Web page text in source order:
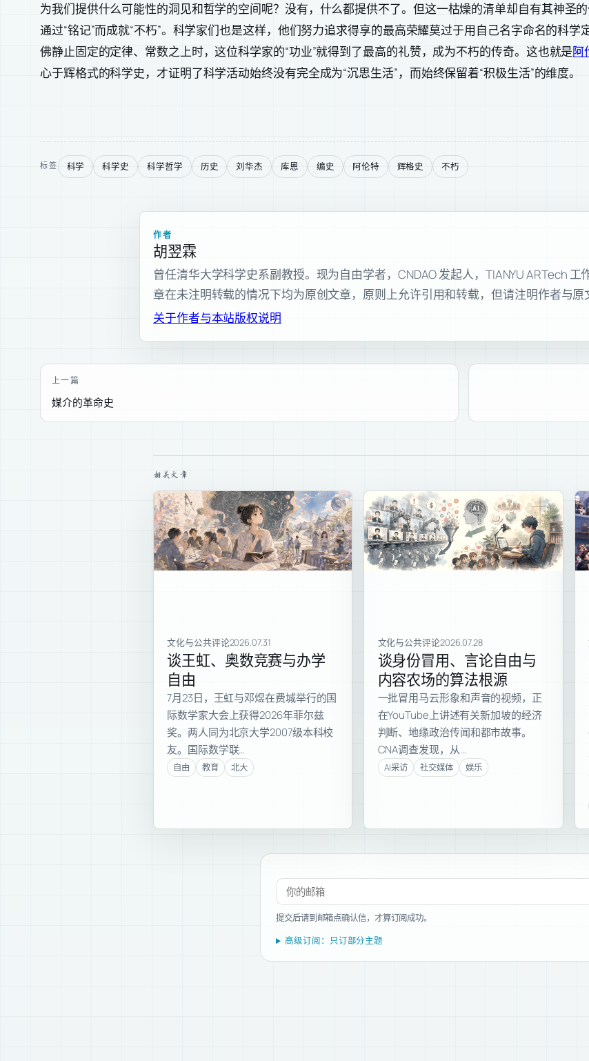
为我们提供什么可能性的洞见和哲学的空间呢？没有，什么都提供不了。但这一枯燥的清单却自有其神圣
通过“铭记”而成就“不朽”。科学家们也是这样，他们努力追求得享的最高荣耀莫过于用自己名字命名的科
佛静止固定的定律、常数之上时，这位科学家的“功业”就得到了最高的礼赞，成为不朽的传奇。这也就是阿
心于辉格式的科学史，才证明了科学活动始终没有完全成为“沉思生活”，而始终保留着“积极生活”的维度。
标签 科学 科学史 科学哲学 历史 刘华杰 库恩 编史 阿伦特 辉格史 不朽
作者
胡翌霖
曾任清华大学科学史系副教授。现为自由学者，CNDAO 发起人，TIANYU ARTech 工
章在未注明转载的情况下均为原创文章，原则上允许引用和转载，但请注明作者与原
关于作者与本站版权说明
上一篇
媒介的革命史
相关文章
文化与公共评论2026.07.31
谈王虹、奥数竞赛与办学
自由
7月23日，王虹与邓煜在费城举行的国
际数学家大会上获得2026年菲尔兹
奖。两人同为北京大学2007级本科校
友。国际数学联…
自由 教育 北大
文化与公共评论2026.07.28
谈身份冒用、言论自由与
内容农场的算法根源
一批冒用马云形象和声音的视频，正
在YouTube上讲述有关新加坡的经济
判断、地缘政治传闻和都市故事。
CNA调查发现，从…
AI采访 社交媒体 娱乐
订阅新文章
提交后请到邮箱点确认信，才算订阅成功。
高级订阅：只订部分主题